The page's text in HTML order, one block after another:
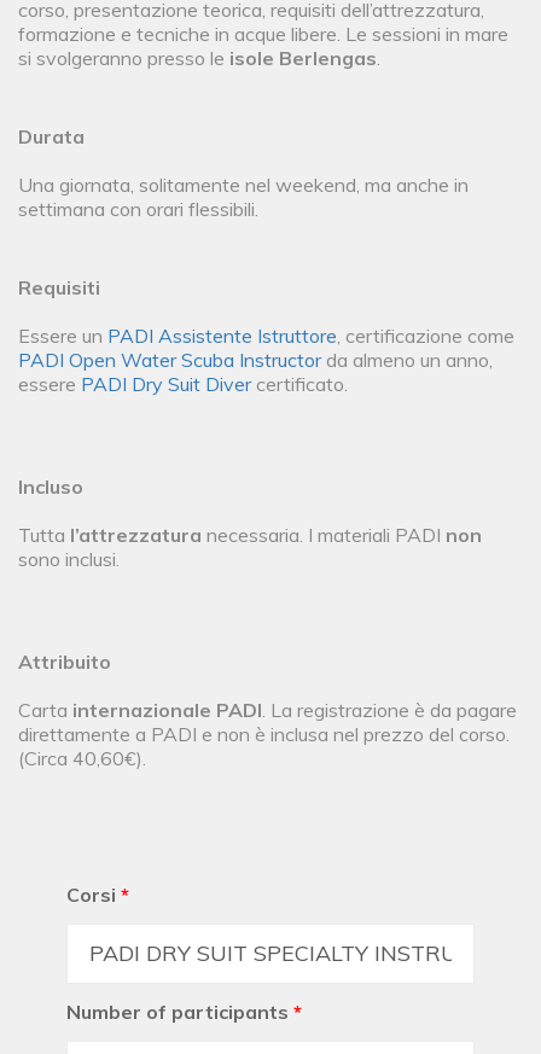
corso, presentazione teorica, requisiti dell’attrezzatura,
formazione e tecniche in acque libere. Le sessioni in mare
si svolgeranno presso le isole Berlengas.
Durata
Una giornata, solitamente nel weekend, ma anche in
settimana con orari flessibili.
Requisiti
Essere un PADI Assistente Istruttore, certificazione come
PADI Open Water Scuba Instructorda almeno un anno,
essere PADI Dry Suit Divercertificato.
Incluso
Tutta l’attrezzatura necessaria. I materiali PADI non
sono inclusi.
Attribuito
Carta internazionale PADI. La registrazione è da pagare
direttamente a PADI e non è inclusa nel prezzo del corso.
(Circa 40,60€).
Corsi *
Number of participants *